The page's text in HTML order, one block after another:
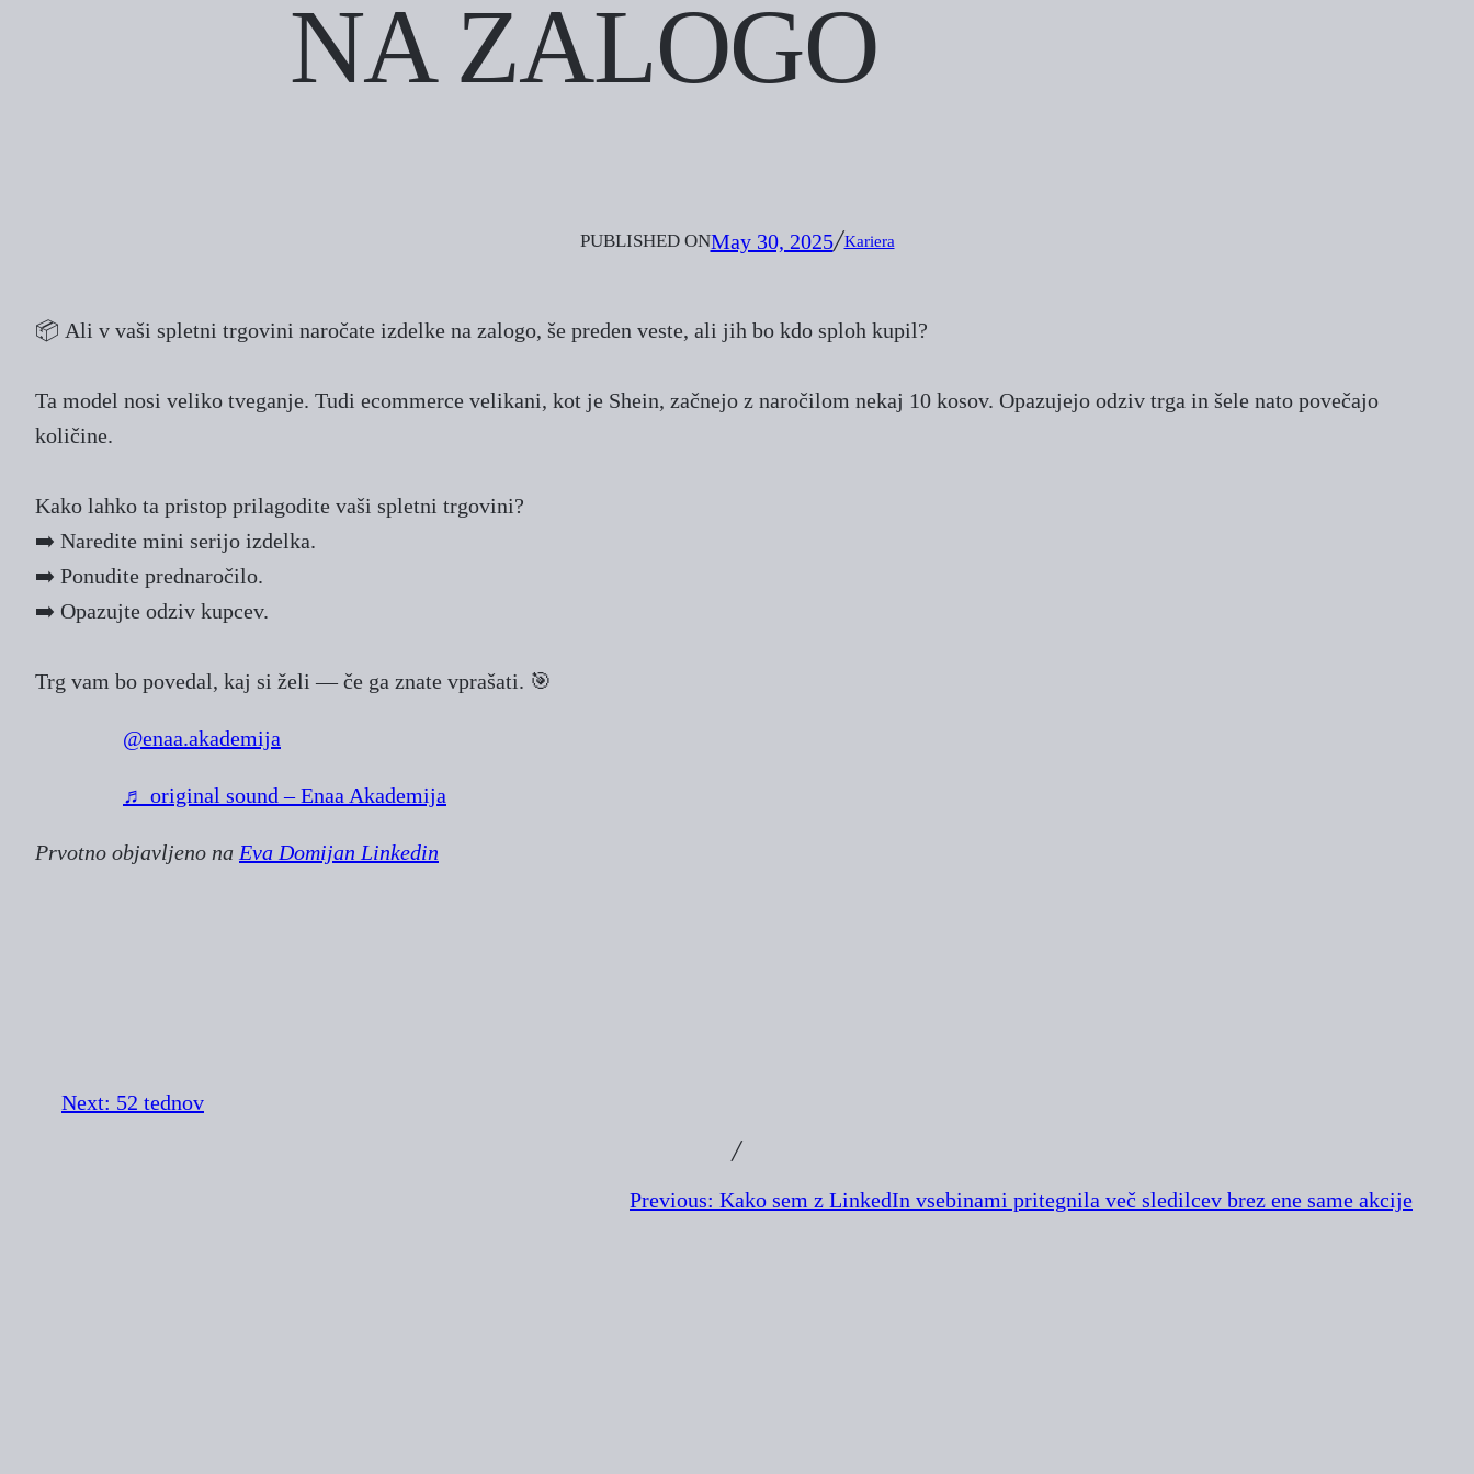
NA ZALOGO
PUBLISHED ONMay 30, 2025╱Kariera
📦 Ali v vaši spletni trgovini naročate izdelke na zalogo, še preden veste, ali jih bo kdo sploh kupil?
Ta model nosi veliko tveganje. Tudi ecommerce velikani, kot je Shein, začnejo z naročilom nekaj 10 kosov. Opazujejo odziv trga in šele nato povečajo
količine.
Kako lahko ta pristop prilagodite vaši spletni trgovini?
➡️ Naredite mini serijo izdelka.
➡️ Ponudite prednaročilo.
➡️ Opazujte odziv kupcev.
Trg vam bo povedal, kaj si želi — če ga znate vprašati. 🎯
@enaa.akademija
♬ original sound – Enaa Akademija
Prvotno objavljeno na Eva Domijan Linkedin
Next: 52 tednov
╱
Previous: Kako sem z LinkedIn vsebinami pritegnila več sledilcev brez ene same akcije